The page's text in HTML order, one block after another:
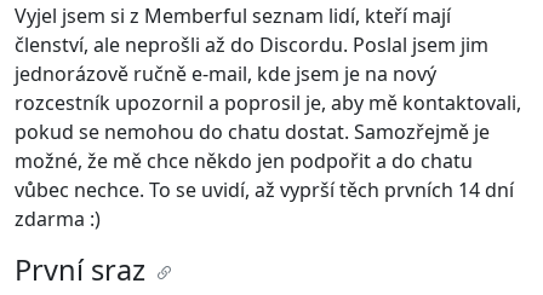
Vyjel jsem si z Memberful seznam lidí, kteří mají
členství, ale neprošli až do Discordu. Poslal jsem jim
jednorázově ručně e-mail, kde jsem je na nový
rozcestník upozornil a poprosil je, aby mě kontaktovali,
pokud se nemohou do chatu dostat. Samozřejmě je
možné, že mě chce někdo jen podpořit a do chatu
vůbec nechce. To se uvidí, až vyprší těch prvních 14 dní
zdarma :)
První sraz